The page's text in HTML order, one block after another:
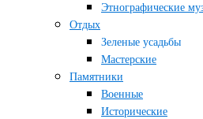
Этнографические
Отдых
Зеленые усадьбы
Мастерские
Памятники
Военные
Исторические